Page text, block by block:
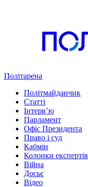
Політарена
Політмайданчик
Статті
Інтервʼю
Парламент
Офіс Президента
Право і суд
Кабмін
Колонки експертів
Війна
Досьє
Відео